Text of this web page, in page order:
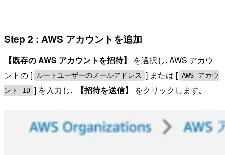
Step 2 : AWS アカウントを追加
【既存の AWS アカウントを招待】
を選択し､AWS アカウ
ントの [
ルートユーザーのメールアドレス ] または [ AWS アカウ
ント ID ] を入力し､ 【招待を送信】 をクリックします｡